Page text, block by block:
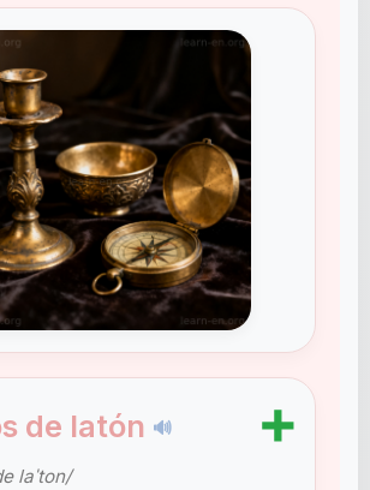
de latón 🔊 ➕
laˈton/